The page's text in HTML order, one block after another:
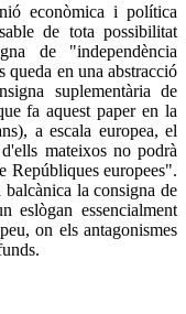
econòmica i política
de tota possibilitat
de "independència
queda en una abstracció
suplementària de
fa aquest paper en la
a escala europea, el
mateixos no podrà
Repúbliques europees".
la consigna de
eslògan essencialment
on els antagonismes